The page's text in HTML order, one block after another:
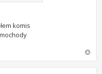
komis